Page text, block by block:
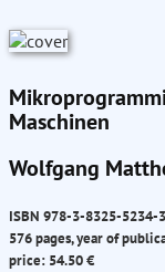
Maschinen
Wolfgang
ISBN 978-3-8325-5234-3
576 pages, year of
price: 54.50 €